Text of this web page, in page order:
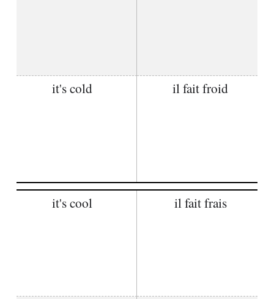
it's cold il fait froid
it's cool il fait frais